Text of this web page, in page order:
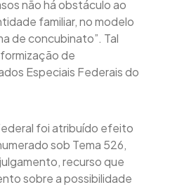
não há obstáculo ao
familiar, no modelo
de concubinato”. Tal
de
Especiais Federais do
foi atribuído efeito
sob Tema 526,
recurso que
sobre a possibilidade